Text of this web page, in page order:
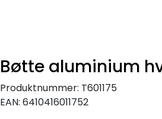
Bøtte aluminium
Produktnummer: T601175
EAN: 6410416011752